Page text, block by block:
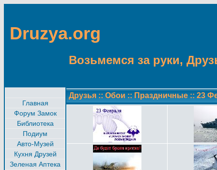
Druzya.org
Возьмемся за руки,
Главная
Форум Замок
Библиотека
Подиум
Авто-Музей
Кухня Друзей
Зеленая Аптека
Друзья :: Обои :: Праздничные :: 23